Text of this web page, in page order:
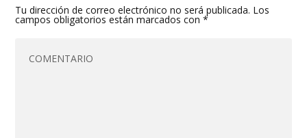
Tu dirección de correo electrónico no será publicada. Los
campos obligatorios están marcados con*